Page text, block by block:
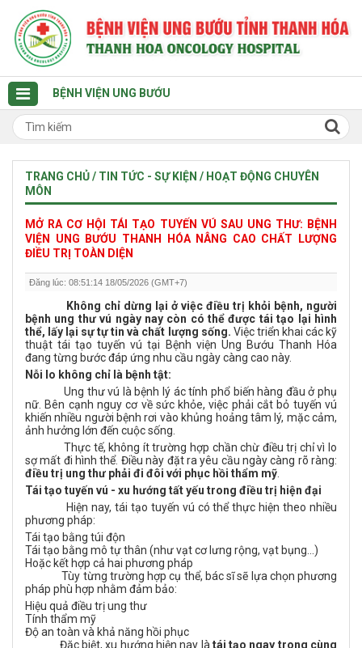
BỆNH VIỆN UNG BƯỚU
TRANG CHỦ / TIN TỨC - SỰ KIỆN / HOẠT ĐỘNG CHUYÊN
MÔN
MỞ RA CƠ HỘI TÁI TẠO TUYẾN VÚ SAU UNG THƯ: BỆNH
VIỆN UNG BƯỚU THANH HÓA NÂNG CAO CHẤT LƯỢNG
ĐIỀU TRỊ TOÀN DIỆN
Đăng lúc: 08:51:14 18/05/2026 (GMT+7)
Không chỉ dừng lại ở việc điều trị khỏi bệnh, người
bệnh ung thư vú ngày nay còn có thể được tái tạo lại hình
thể, lấy lại sự tự tin và chất lượng sống. Việc triển khai các kỹ
thuật tái tạo tuyến vú tại Bệnh viện Ung Bướu Thanh Hóa
đang từng bước đáp ứng nhu cầu ngày càng cao này.
Nỗi lo không chỉ là bệnh tật:
Ung thư vú là bệnh lý ác tính phổ biến hàng đầu ở phụ
nữ. Bên cạnh nguy cơ về sức khỏe, việc phải cắt bỏ tuyến vú
khiến nhiều người bệnh rơi vào khủng hoảng tâm lý, mặc cảm,
ảnh hưởng lớn đến cuộc sống.
Thực tế, không ít trường hợp chần chừ điều trị chỉ vì lo
sợ mất đi hình thể. Điều này đặt ra yêu cầu ngày càng rõ ràng:
điều trị ung thư phải đi đôi với phục hồi thẩm mỹ.
Tái tạo tuyến vú - xu hướng tất yếu trong điều trị hiện đại
Hiện nay, tái tạo tuyến vú có thể thực hiện theo nhiều
phương pháp:
Tái tạo bằng túi độn
Tái tạo bằng mô tự thân (như vạt cơ lưng rộng, vạt bụng...)
Hoặc kết hợp cả hai phương pháp
Tùy từng trường hợp cụ thể, bác sĩ sẽ lựa chọn phương
pháp phù hợp nhằm đảm bảo:
Hiệu quả điều trị ung thư
Tính thẩm mỹ
Độ an toàn và khả năng hồi phục
Đặc biệt, xu hướng hiện nay làtái tạo ngay trong cùng